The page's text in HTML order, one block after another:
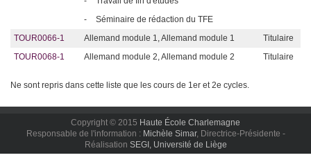
-
Séminaire de rédaction du TFE
TOUR0066-1
Allemand module 1, Allemand module 1
Titulaire
TOUR0068-1
Allemand module 2, Allemand module 2 Titulaire
Ne sont repris dans cette liste que les cours de 1er et 2e cycles.
Copyright © 2015 Haute École Charlemagne
Responsable de l'information : Michèle Simar, Directrice-Présidente -
Réalisation SEGI, Université de Liège